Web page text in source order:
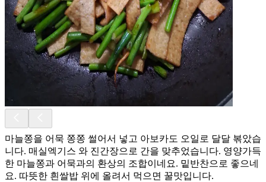
마늘쫑을 어묵 쫑쫑 썰어서 넣고 아보카도 오일로 달달 볶았습
니다. 매실엑기스 와 진간장으로 간을 맞추었습니다. 영양가득
한 마늘쫑과 어묵과의 환상의 조합이네요. 밑반찬으로 좋으네
요. 따뜻한 흰쌀밥 위에 올려서 먹으면 꿀맛입니다.